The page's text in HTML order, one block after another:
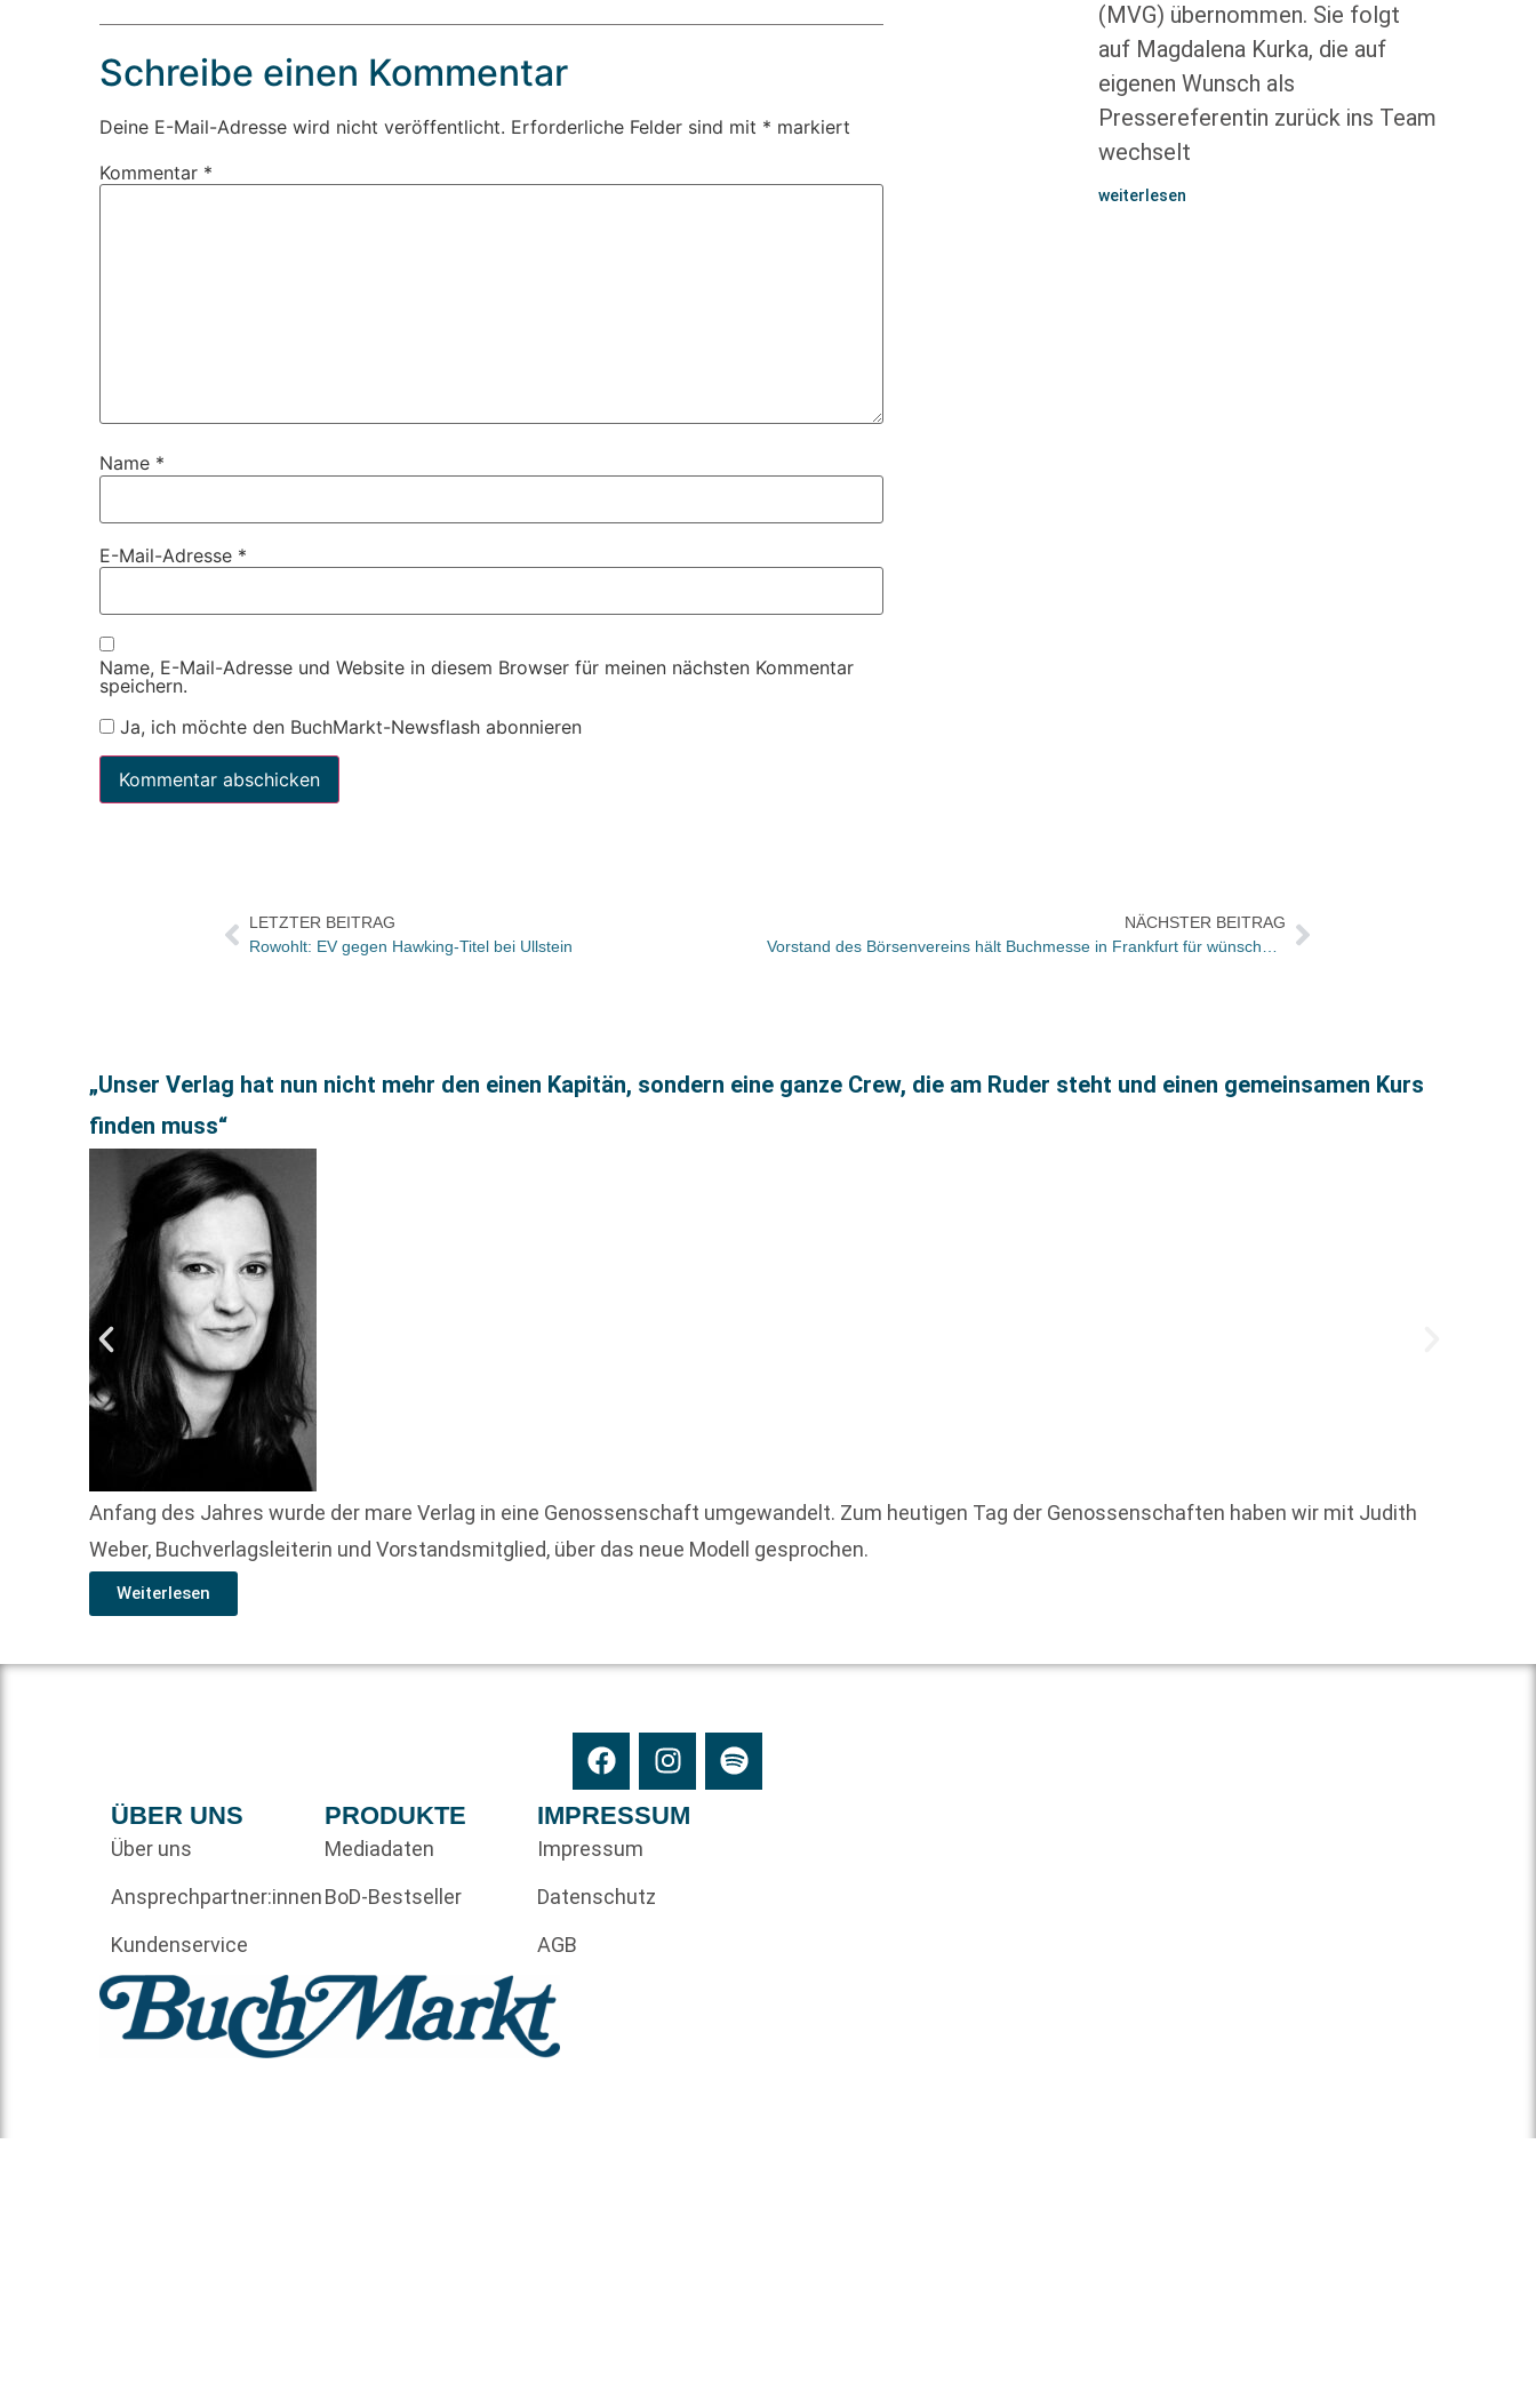
Schreibe einen Kommentar
Deine E-Mail-Adresse wird nicht veröffentlicht. Erforderliche Felder sind mit * markiert
Kommentar *
Name *
E-Mail-Adresse *
Name, E-Mail-Adresse und Website in diesem Browser für meinen nächsten Kommentar
speichern.
Ja, ich möchte den BuchMarkt-Newsflash abonnieren
(MVG) übernommen. Sie folgt
auf Magdalena Kurka, die auf
eigenen Wunsch als
Pressereferentin zurück ins Team
wechselt
weiterlesen
LETZTER BEITRAG
Rowohlt: EV gegen Hawking-Titel bei Ullstein
NÄCHSTER BEITRAG
Vorstand des Börsenvereins hält Buchmesse in Frankfurt für wünschenswert – Alternative Standorte sollen geprüft werden
„Unser Verlag hat nun nicht mehr den einen Kapitän, sondern eine ganze Crew, die am Ruder steht und einen gemeinsamen Kurs
finden muss“
Anfang des Jahres wurde der mare Verlag in eine Genossenschaft umgewandelt. Zum heutigen Tag der Genossenschaften haben wir mit Judith
Weber, Buchverlagsleiterin und Vorstandsmitglied, über das neue Modell gesprochen.
Weiterlesen
ÜBER UNS
Über uns
Ansprechpartner:innen
Kundenservice
PRODUKTE
Mediadaten
BoD-Bestseller
IMPRESSUM
Impressum
Datenschutz
AGB